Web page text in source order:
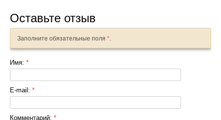
Оставьте отзыв
Заполните обязательные поля *.
Имя: *
E-mail: *
Комментарий: *